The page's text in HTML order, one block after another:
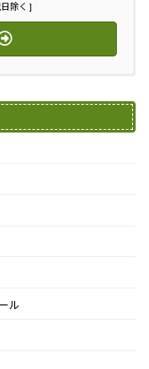
除く ]
ル